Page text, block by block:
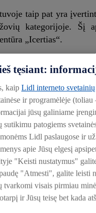
taip pat yra
kategorijoje. Šį
„Icertias“.
apklausos
kokybės santykį.
gali rasti būdų,
o nuo pernai metų
ir daržovės už
buvo lyginamas
tęsiant:
kaip Lidl interneto
ir programėlėje
jūsų galiniame
sutikimu patogiems
Lidl paslaugose ir
apie Jūsų elgesį
"Keisti nustatymus"
"Atmesti", galite leisti
tvarkomi visais pirmiau
ir Jūsų teisę bet kada